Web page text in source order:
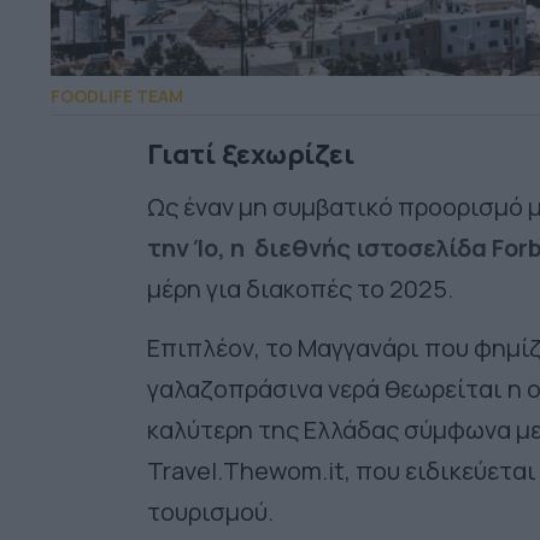
FOODLIFE TEAM
Γιατί ξεχωρίζει
Ως έναν μη συμβατικό προορισμό
την Ίο, η διεθνής ιστοσελίδα
μέρη για διακοπές το 2025.
Επιπλέον, το Μαγγανάρι που
γαλαζοπράσινα νερά θεωρείται
καλύτερη της Ελλάδας σύμφωνα
Travel.Thewom.it, που
τουρισμού.